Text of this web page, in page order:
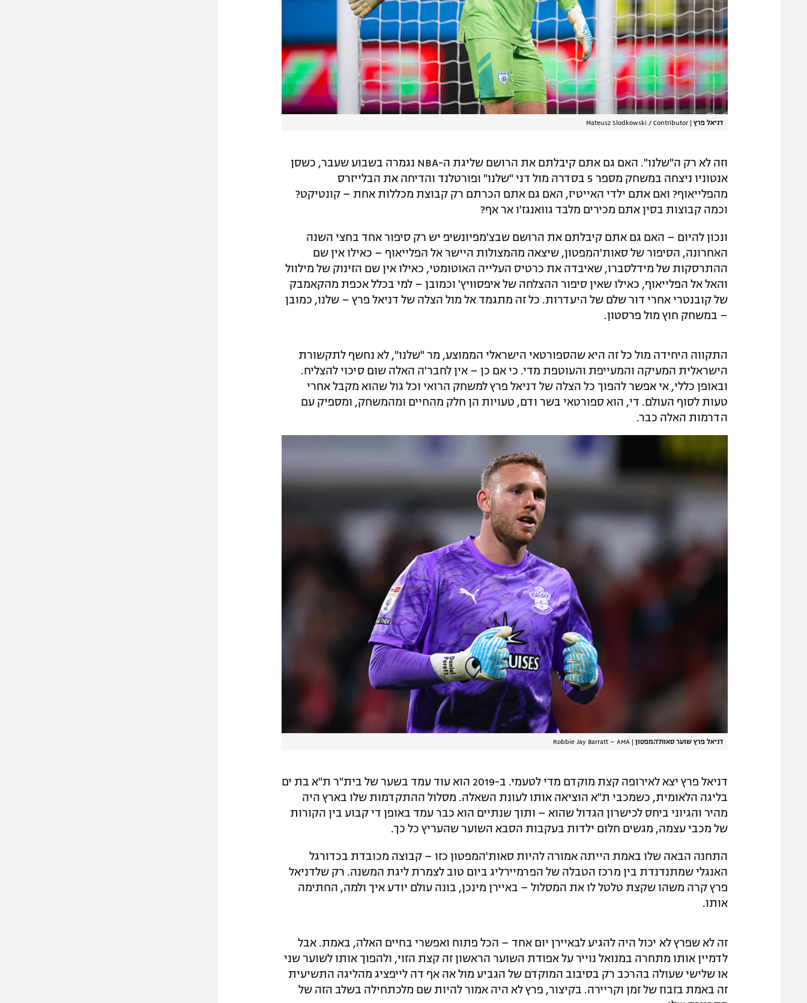
דניאל פרץ |
Mateusz Slodkowski / Contributor
וזה לא רק ה"שלנו". האם גם אתם קיבלתם את הרושם שליגת ה-NBA נגמרה בשבוע שעבר, כשסן
אנטוניו ניצחה במשחק מספר 5 בסדרה מול דני "שלנו" ופורטלנד והדיחה את הבלייזרס
מהפלייאוף? ואם אתם ילדי האייטיז, האם גם אתם הכרתם רק קבוצת מכללות אחת – קונטיקט?
וכמה קבוצות בסין אתם מכירים מלבד גוואנגז'ו אר אף?
ונכון להיום – האם גם אתם קיבלתם את הרושם שבצ'מפיונשיפ יש רק סיפור אחד בחצי השנה
האחרונה, הסיפור של סאות'המפטון, שיצאה מהמצולות היישר אל הפלייאוף – כאילו אין שם
ההתרסקות של מידלסברו, שאיבדה את כרטיס העלייה האוטומטי, כאילו אין שם הזינוק של מילוול
והאל אל הפלייאוף, כאילו שאין סיפור ההצלחה של איפסוויץ' וכמובן – למי בכלל אכפת מהקאמבק
של קובנטרי אחרי דור שלם של היעדרות. כל זה מתגמד אל מול הצלה של דניאל פרץ – שלנו, כמובן
– במשחק חוץ מול פרסטון.
התקווה היחידה מול כל זה היא שהספורטאי הישראלי הממוצע, מר "שלנו", לא נחשף לתקשורת
הישראלית המעיקה והמעייפת והעוטפת מדי. כי אם כן – אין לחבר'ה האלה שום סיכוי להצליח.
ובאופן כללי, אי אפשר להפוך כל הצלה של דניאל פרץ למשחק הרואי וכל גול שהוא מקבל אחרי
טעות לסוף העולם. די, הוא ספורטאי בשר ודם, טעויות הן חלק מהחיים ומהמשחק, ומספיק עם
הדרמות האלה כבר.
דניאל פרץ שוער סאות'המפטון |
Robbie Jay Barratt – AMA
דניאל פרץ יצא לאירופה קצת מוקדם מדי לטעמי. ב-2019 הוא עוד עמד בשער של בית"ר ת"א בת ים
בליגה הלאומית, כשמכבי ת"א הוציאה אותו לעונת השאלה. מסלול ההתקדמות שלו בארץ היה
מהיר והגיוני ביחס לכישרון הגדול שהוא – ותוך שנתיים הוא כבר עמד באופן די קבוע בין הקורות
של מכבי עצמה, מגשים חלום ילדות בעקבות הסבא השוער שהעריץ כל כך.
התחנה הבאה שלו באמת הייתה אמורה להיות סאות'המפטון כזו – קבוצה מכובדת בכדורגל
האנגלי שמתנדנדת בין מרכז הטבלה של הפרמיירליג ביום טוב לצמרת ליגת המשנה. רק שלדניאל
פרץ קרה משהו שקצת טלטל לו את המסלול – באיירן מינכן, בונה עולם יודע איך ולמה, החתימה
אותו.
זה לא שפרץ לא יכול היה להגיע לבאיירן יום אחד – הכל פתוח ואפשרי בחיים האלה, באמת. אבל
לדמיין אותו מתחרה במנואל נוייר על אפודת השוער הראשון זה קצת הזוי, ולהפוך אותו לשוער שני
או שלישי שעולה בהרכב רק בסיבוב המוקדם של הגביע מול אה אף דה לייפציג מהליגה התשיעית
זה באמת בזבוז של זמן וקריירה. בקיצור, פרץ לא היה אמור להיות שם מלכתחילה בשלב הזה של